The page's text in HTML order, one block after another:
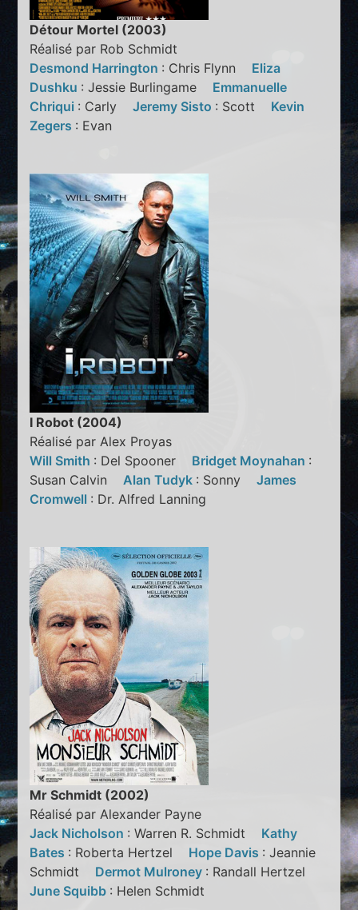
Détour Mortel (2003)
Réalisé par Rob Schmidt
Desmond Harrington : Chris Flynn Eliza
Dushku : Jessie Burlingame Emmanuelle
Chriqui : CarlyJeremy Sisto : Scott Kevin
Zegers : Evan
I Robot (2004)
Réalisé par Alex Proyas
Will Smith : Del Spooner Bridget Moynahan :
Susan Calvin Alan Tudyk : SonnyJames
Cromwell : Dr. Alfred Lanning
Mr Schmidt (2002)
Réalisé par Alexander Payne
Jack Nicholson : Warren R. Schmidt Kathy
Bates : Roberta Hertzel Hope Davis : Jeannie
Schmidt Dermot Mulroney : Randall Hertzel
June Squibb : Helen Schmidt